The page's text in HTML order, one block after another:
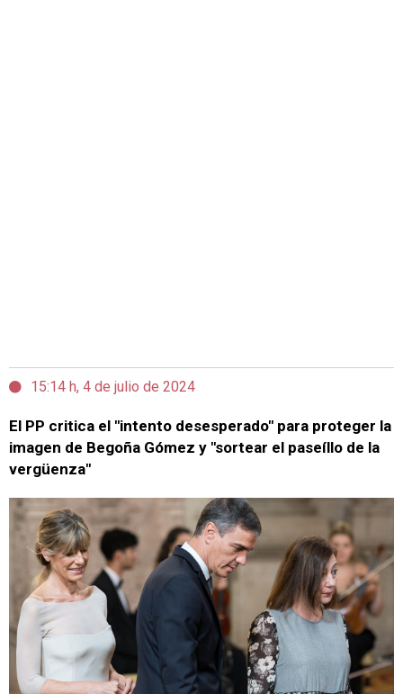
15:14 h, 4 de julio de 2024
El PP critica el "intento desesperado" para proteger la
imagen de Begoña Gómez y "sortear el paseíllo de la
vergüenza"